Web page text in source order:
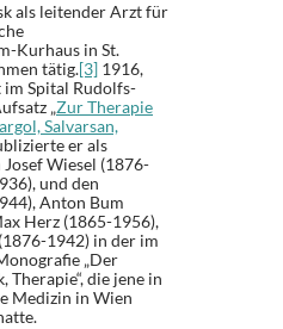
als leitender Arzt für
Kurhaus in St.
tätig.[3] 1916,
Spital Rudolfs-
„Zur Therapie
Salvarsan,
er als
Wiesel (1876-
und den
Anton Bum
Herz (1865-1956),
(1876-1942) in der im
„Der
die jene in
Medizin in Wien